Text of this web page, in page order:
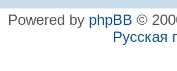
Powered by phpBB ©
Русская